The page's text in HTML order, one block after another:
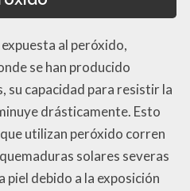
al peróxido,
se han producido
su capacidad para resistir la
drásticamente. Esto
utilizan peróxido corren
solares severas
piel debido a la exposición